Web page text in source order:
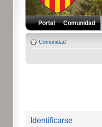
Portal Comunidad
Comunidad
Identificarse